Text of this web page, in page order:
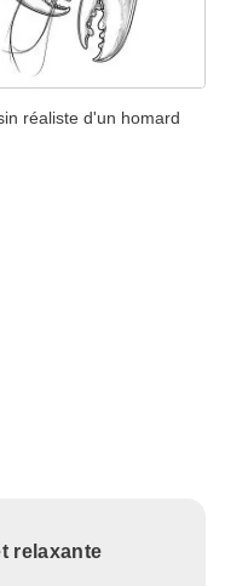
réaliste d'un homard
relaxante